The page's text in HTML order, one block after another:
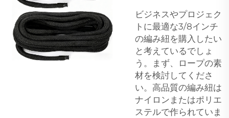
ビジネスやプロジェク
トに最適な3/8インチ
の編み紐を購入したい
と考えているでしょ
う。まず、ロープの素
材を検討してくださ
い。高品質の編み紐は
ナイロンまたはポリエ
ステルで作られていま